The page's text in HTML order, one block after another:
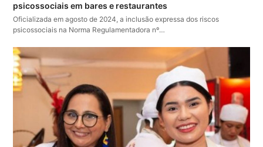
psicossociais em bares e restaurantes
Oficializada em agosto de 2024, a inclusão expressa dos riscos
psicossociais na Norma Regulamentadora nº…